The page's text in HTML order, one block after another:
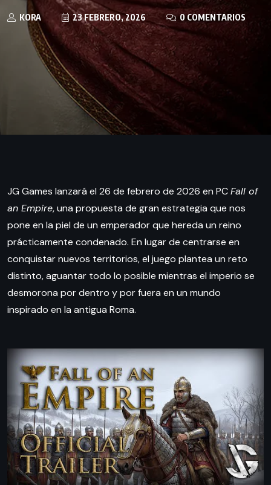
KORA 23 FEBRERO, 2026 0 COMENTARIOS
JG Games lanzará el 26 de febrero de 2026 en PCFall of
an Empire, una propuesta de gran estrategia que nos
pone en la piel de un emperador que hereda un reino
prácticamente condenado. En lugar de centrarse en
conquistar nuevos territorios, el juego plantea un reto
distinto, aguantar todo lo posible mientras el imperio se
desmorona por dentro y por fuera en un mundo
inspirado en la antigua Roma.